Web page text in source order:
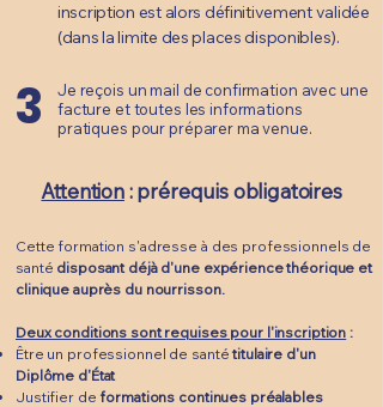
inscription est alors définitivement validée
(dans la limite des places disponibles).
3
Je reçois un mail de confirmation avec une
facture et toutes les informations
pratiques pour préparer ma venue.
Attention: prérequis obligatoires
Cette formation s'adresse à des professionnels de
santé disposant déjà d'une expérience théorique et
clinique auprès du nourrisson.
Deux conditions sont requises pour l'inscription :
Être un professionnel de santétitulaire d'un
Diplôme d'État
Justifier de formations continues préalables